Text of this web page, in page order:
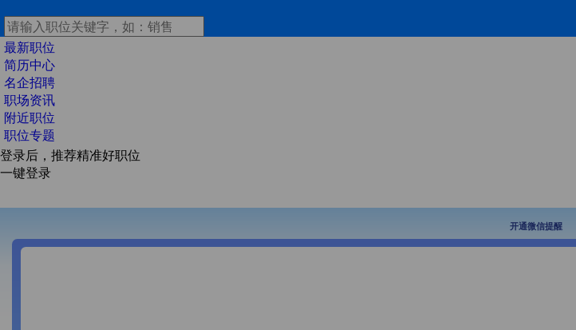
最新职位
简历中心
名企招聘
职场资讯
附近职位
职位专题
登录后，推荐精准好职位
一键登录
开通微信提醒